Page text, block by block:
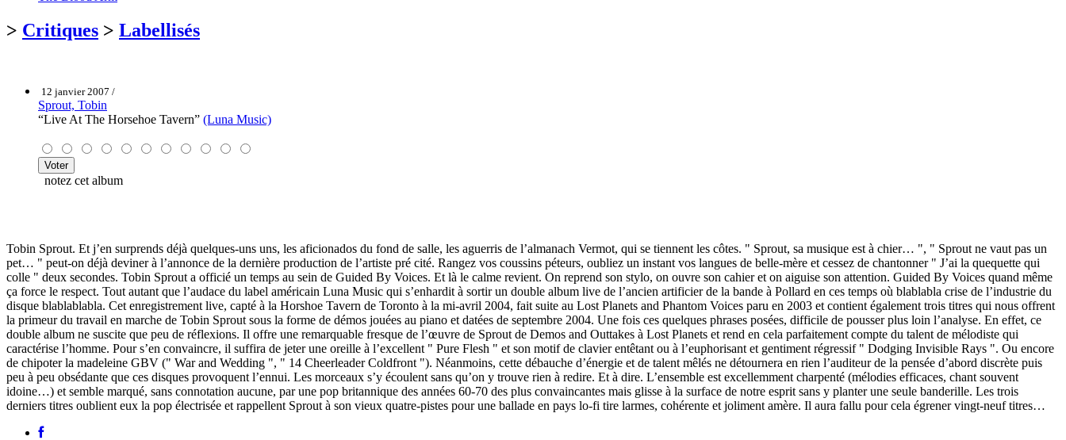
> Critiques > Labellisés
12 janvier 2007 /
Sprout, Tobin
“Live At The Horsehoe Tavern” (Luna Music)
notez cet album
Tobin Sprout. Et j’en surprends déjà quelques-uns uns, les aficionados du fond de salle, les aguerris de l’almanach Vermot, qui se tiennent les côtes. " Sprout, sa musique est à chier… ", " Sprout ne vaut pas un
pet… " peut-on déjà deviner à l’annonce de la dernière production de l’artiste pré cité. Rangez vos coussins péteurs, oubliez un instant vos langues de belle-mère et cessez de chantonner " J’ai la quequette qui
colle " deux secondes. Tobin Sprout a officié un temps au sein de Guided By Voices. Et là le calme revient. On reprend son stylo, on ouvre son cahier et on aiguise son attention. Guided By Voices quand même
ça force le respect. Tout autant que l’audace du label américain Luna Music qui s’enhardit à sortir un double album live de l’ancien artificier de la bande à Pollard en ces temps où blablabla crise de l’industrie du
disque blablablabla. Cet enregistrement live, capté à la Horshoe Tavern de Toronto à la mi-avril 2004, fait suite au Lost Planets and Phantom Voices paru en 2003 et contient également trois titres qui nous offrent
la primeur du travail en marche de Tobin Sprout sous la forme de démos jouées au piano et datées de septembre 2004. Une fois ces quelques phrases posées, difficile de pousser plus loin l’analyse. En effet, ce
double album ne suscite que peu de réflexions. Il offre une remarquable fresque de l’œuvre de Sprout de Demos and Outtakes à Lost Planets et rend en cela parfaitement compte du talent de mélodiste qui
caractérise l’homme. Pour s’en convaincre, il suffira de jeter une oreille à l’excellent " Pure Flesh " et son motif de clavier entêtant ou à l’euphorisant et gentiment régressif " Dodging Invisible Rays ". Ou encore
de chipoter la madeleine GBV (" War and Wedding ", " 14 Cheerleader Coldfront "). Néanmoins, cette débauche d’énergie et de talent mêlés ne détournera en rien l’auditeur de la pensée d’abord discrète puis
peu à peu obsédante que ces disques provoquent l’ennui. Les morceaux s’y écoulent sans qu’on y trouve rien à redire. Et à dire. L’ensemble est excellemment charpenté (mélodies efficaces, chant souvent
idoine…) et semble marqué, sans connotation aucune, par une pop britannique des années 60-70 des plus convaincantes mais glisse à la surface de notre esprit sans y planter une seule banderille. Les trois
derniers titres oublient eux la pop électrisée et rappellent Sprout à son vieux quatre-pistes pour une ballade en pays lo-fi tire larmes, cohérente et joliment amère. Il aura fallu pour cela égrener vingt-neuf titres…